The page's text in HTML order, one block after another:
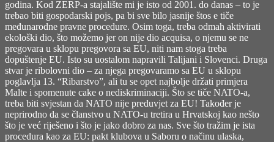
godina. Kod ZERP-a stajalište mi je isto od 2001. do danas – to je
trebao biti gospodarski pojs, pa bi sve bilo jasnije štos e tiče
međunarodne pravne procedure. Osim toga, treba odmah aktivirati
ekološki dio, što možemo jer on nije dio acquisa, o njemu se ne
pregovara u sklopu pregovora sa EU, niti nam stoga treba
dopuštenje EU. Isto su uostalom napravili Talijani i Slovenci. Druga
stvar je ribolovni dio – za njega pregovaramo sa EU u sklopu
poglavlja 13. “Ribarstvo”, ali tu se opet najbolje držati primjera
Malte i spomenute cake o nediskriminaciji. Što se tiče NATO-a,
treba biti svjestan da NATO nije preduvjet za EU! Također je
neprirodno da se članstvo u NATO-u tretira u Hrvatskoj kao nešto
što je već riješeno i što je jako dobro za nas. Sve što tražim je ista
procedura kao za EU: pakt klubova u Saboru o načinu ulaska,